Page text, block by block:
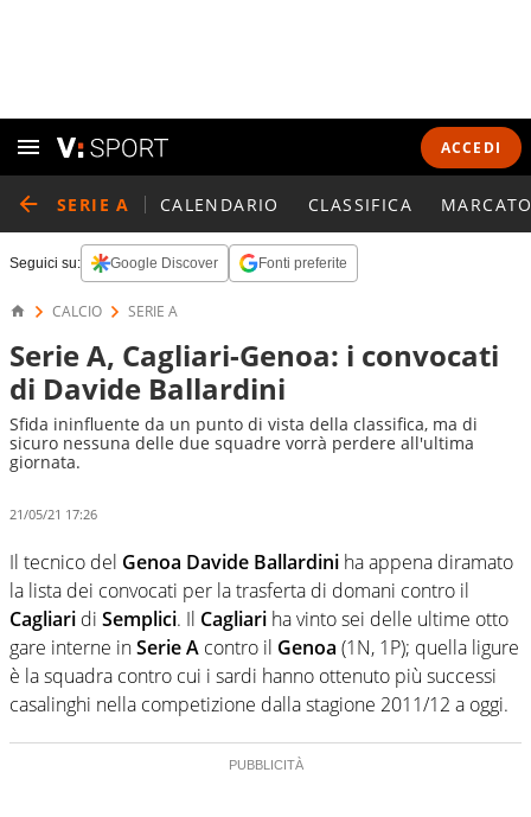
ACCEDI
SERIE A CALENDARIO CLASSIFICA
Seguici su: Google Discover Fonti preferite
CALCIO SERIE A
Serie A, Cagliari-Genoa: i convocati
di Davide Ballardini
Sfida ininfluente da un punto di vista della classifica, ma di
sicuro nessuna delle due squadre vorrà perdere all'ultima
giornata.
21/05/21 17:26
Il tecnico del Genoa Davide Ballardini ha appena diramato
la lista dei convocati per la trasferta di domani contro il
Cagliari di Semplici. Il Cagliari ha vinto sei delle ultime otto
gare interne inSerie A contro il Genoa (1N, 1P); quella ligure
è la squadra contro cui i sardi hanno ottenuto più successi
casalinghi nella competizione dalla stagione 2011/12 a oggi.